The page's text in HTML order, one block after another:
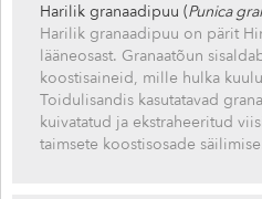
Harilik granaadipuu (Punica
Harilik granaadipuu on pärit
lääneosast. Granaatõun
koostisaineid, mille hulka
Toidulisandis kasutatavad
kuivatatud ja ekstraheeritud
taimsete koostisosade